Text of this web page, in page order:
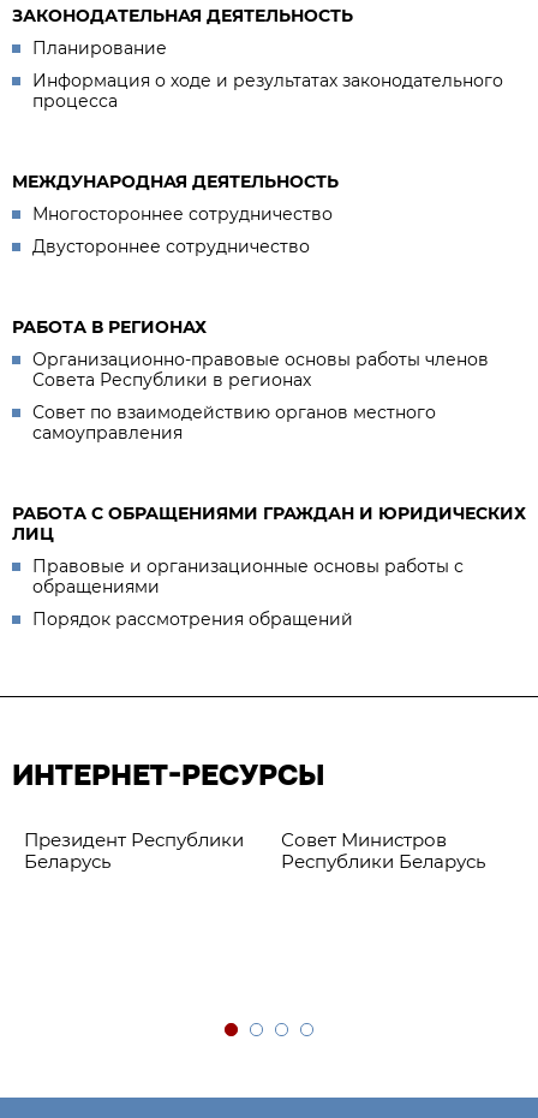
ЗАКОНОДАТЕЛЬНАЯ ДЕЯТЕЛЬНОСТЬ
Планирование
Информация о ходе и результатах законодательного
процесса
МЕЖДУНАРОДНАЯ ДЕЯТЕЛЬНОСТЬ
Многостороннее сотрудничество
Двустороннее сотрудничество
РАБОТА В РЕГИОНАХ
Организационно-правовые основы работы членов
Совета Республики в регионах
Совет по взаимодействию органов местного
самоуправления
РАБОТА С ОБРАЩЕНИЯМИ ГРАЖДАН И ЮРИДИЧЕСКИХ
ЛИЦ
Правовые и организационные основы работы с
обращениями
Порядок рассмотрения обращений
ИНТЕРНЕТ-РЕСУРСЫ
Президент Республики
Беларусь
Совет Министров
Республики Беларусь